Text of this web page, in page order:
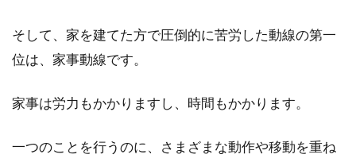
もはや日本人にとっては不可欠なものといって
更したいときに考えること
そして、家を建てた方で圧倒的に苦労した動線の第一
位は、家事動線です。
家事は労力もかかりますし、時間もかかります。
一つのことを行うのに、さまざまな動作や移動を重ね